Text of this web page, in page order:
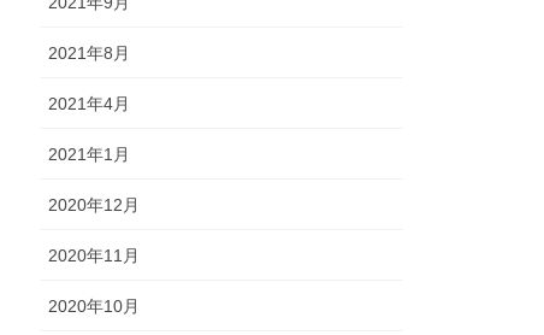
2021年8月
2021年4月
2021年1月
2020年12月
2020年11月
2020年10月